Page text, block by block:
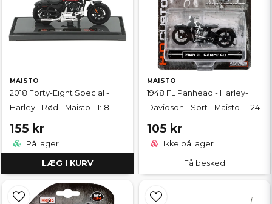
MAISTO
2018 Forty-Eight Special -
Harley - Rød - Maisto - 1:18
155 kr
På lager
LÆG I KURV
MAISTO
1948 FL Panhead - Harley-
Davidson - Sort - Maisto - 1:24
105 kr
Ikke på lager
Få besked